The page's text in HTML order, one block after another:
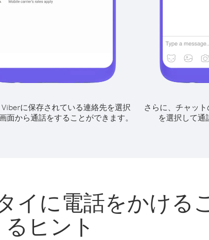
Viberに保存されている連絡先を選択
面から通話をすることができます。
さらに、チャッ
を選択して通
イに電話をかける
るヒント